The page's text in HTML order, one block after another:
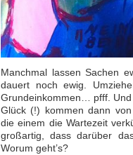
Manchmal lassen Sachen
dauert noch ewig.
Grundeinkommen… pfff.
Glück (!) kommen dann
die einem die Wartezeit
großartig, dass darüber
Worum geht’s?